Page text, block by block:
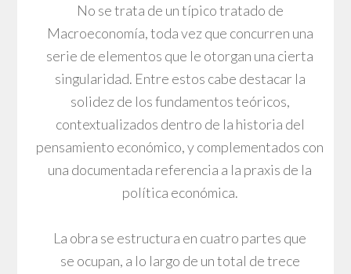
No se trata de un típico tratado de
Macroeconomía, toda vez que concurren una
serie de elementos que le otorgan una cierta
singularidad. Entre estos cabe destacar la
solidez de los fundamentos teóricos,
contextualizados dentro de la historia del
pensamiento económico, y complementados con
una documentada referencia a la praxis de la
política económica.
La obra se estructura en cuatro partes que
se ocupan, a lo largo de un total de trece